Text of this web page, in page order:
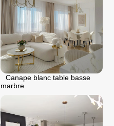
Canape blanc table basse
marbre